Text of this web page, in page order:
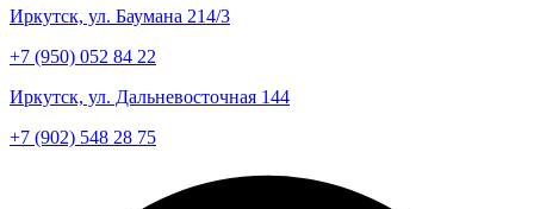
Иркутск, ул. Баумана 214/3
+7 (950) 052 84 22
Иркутск, ул. Дальневосточная 144
+7 (902) 548 28 75